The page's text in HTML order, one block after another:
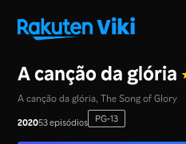
A canção da glória
A canção da glória, The Song of Glory
202053 episódios PG-13